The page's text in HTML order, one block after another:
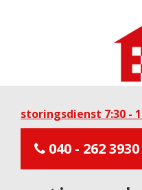
storingsdienst 7:30 -
040 - 262 3930